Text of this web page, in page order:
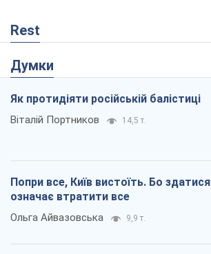
Rest
Думки
Як протидіяти російській балістиці
Віталій Портников 14,5 т.
Попри все, Київ вистоїть. Бо здатися
означає втратити все
Ольга Айвазовська 9,9 т.